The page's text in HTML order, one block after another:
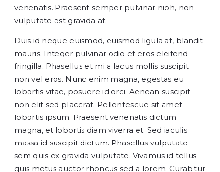
venenatis. Praesent semper pulvinar nibh, non
vulputate est gravida at.
Duis id neque euismod, euismod ligula at, blandit
mauris. Integer pulvinar odio et eros eleifend
fringilla. Phasellus et mi a lacus mollis suscipit
non vel eros. Nunc enim magna, egestas eu
lobortis vitae, posuere id orci. Aenean suscipit
non elit sed placerat. Pellentesque sit amet
lobortis ipsum. Praesent venenatis dictum
magna, et lobortis diam viverra et. Sed iaculis
massa id suscipit dictum. Phasellus vulputate
sem quis ex gravida vulputate. Vivamus id tellus
quis metus auctor rhoncus sed a lorem. Curabitur